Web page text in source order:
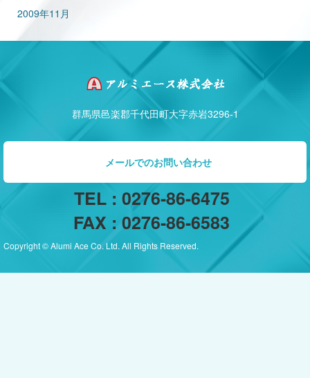
2009年11月
群馬県邑楽郡千代田町大字赤岩3296-1
メールでのお問い合わせ
TEL : 0276-86-6475
FAX : 0276-86-6583
Copyright © Alumi Ace Co. Ltd. All Rights Reserved.